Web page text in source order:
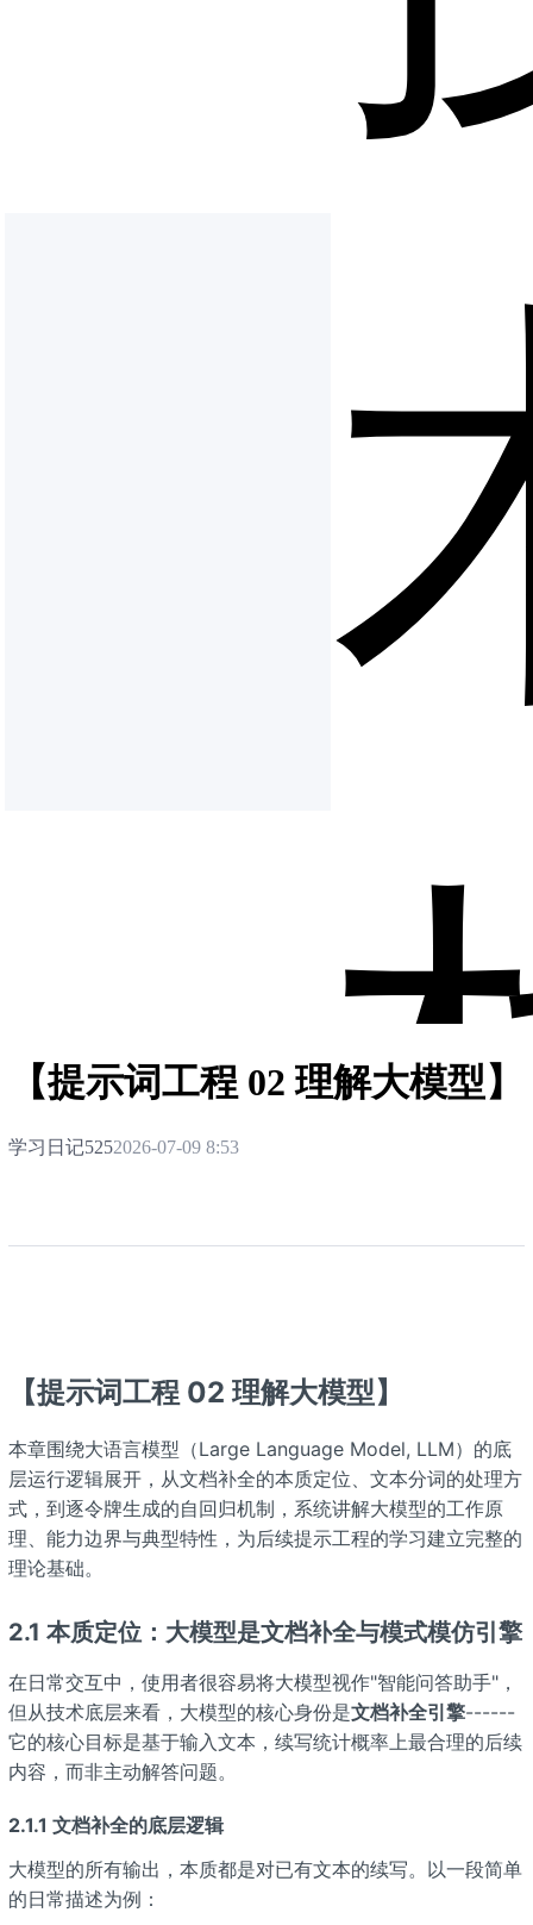
【提示词工程 02 理解大模型】
学习日记5252026-07-09 8:53
【提示词工程 02 理解大模型】
本章围绕大语言模型（Large Language Model, LLM）的底
层运行逻辑展开，从文档补全的本质定位、文本分词的处理方
式，到逐令牌生成的自回归机制，系统讲解大模型的工作原
理、能力边界与典型特性，为后续提示工程的学习建立完整的
理论基础。
2.1 本质定位：大模型是文档补全与模式模仿引擎
在日常交互中，使用者很容易将大模型视作"智能问答助手"，
但从技术底层来看，大模型的核心身份是文档补全引擎------
它的核心目标是基于输入文本，续写统计概率上最合理的后续
内容，而非主动解答问题。
2.1.1 文档补全的底层逻辑
大模型的所有输出，本质都是对已有文本的续写。以一段简单
的日常描述为例：